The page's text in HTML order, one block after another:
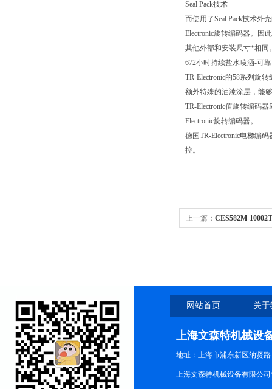
Seal Pack技术
而使用了Seal Pack技术外
Electronic旋转编码器。因
其他外部和安装尺寸*相同
672小时持续盐水喷洒-可
TR-Electronic的58系列旋
额外特殊的油漆涂层，能
TR-Electronic值旋转编码
Electronic旋转编码器。
德国TR-Electronic电梯编
控。
上一篇： CES582M-
网站首页 关
上海文森特机械设
地址：上海市浦东新区纳贤路
上海文森特机械设备有限公